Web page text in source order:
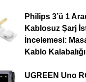
Philips 3’ü 1
Kablosuz Şarj
İncelemesi:
Kablo
UGREEN Uno